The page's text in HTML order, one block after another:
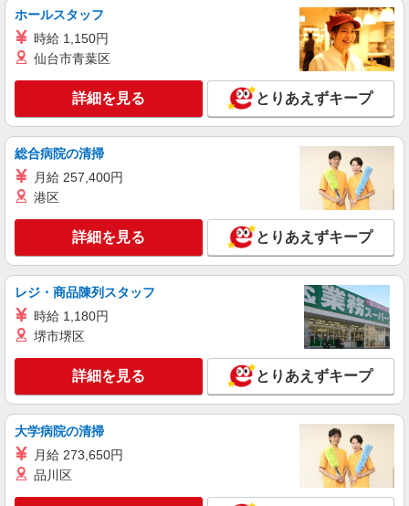
株式会社ニッコクトラスト 特別養護老人ホーム中舘園（1878）
特別養護老人ホームの調理補助
時給1,074〜1,300円 ※経験、能力による ※詳
細は面接の際にご説明いたします 【試用期間】 試
用期間：有（2ヶ月） 試用期間中の労働条件：変
更なし
茨城県筑西市八丁台457
詳細を見る
正社員
株式会社東洋食品/筑西市
月給21万2000円〜30万円※経験考慮 1.学校給
食責任者経験有 …月給28万円以上 2.学校給食経験
5年以上（副責任者経験等） …月給26万円以上 3.
集団給食経験3年以上（病院・特養・保育園等）
…月給22万円以上 4.大量調理未経験・有資格者 …
月給21万2000円 試用期間：3か月※給与変動なし
筑西市立下館学校給食センター （茨城県筑西
市岡芹2096）
詳細を見る
株式会社とりせん
鮮魚技能経験者
月給206,000円〜280,000円 ※通勤費規定内支
給
とりせん下館店 茨城県筑西市玉戸1018-35
ホールスタッフ
時給 1,150円
仙台市青葉区
詳細を見る とりあえずキープ
総合病院の清掃
月給 257,400円
港区
詳細を見る とりあえずキープ
レジ・商品陳列スタッフ
時給 1,180円
堺市堺区
詳細を見る とりあえずキープ
大学病院の清掃
月給 273,650円
品川区